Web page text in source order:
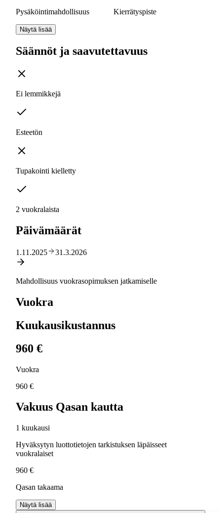
Pysäköintimahdollisuus Kierrätyspiste
Näytä lisää
Säännöt ja saavutettavuus
Ei lemmikkejä
Esteetön
Tupakointi kielletty
2 vuokralaista
Päivämäärät
1.11.2025 31.3.2026
Mahdollisuus vuokrasopimuksen jatkamiselle
Vuokra
Kuukausikustannus
960 €
Vuokra
960 €
Vakuus Qasan kautta
1 kuukausi
Hyväksytyn luottotietojen tarkistuksen läpäisseet
vuokralaiset
960 €
Qasan takaama
Näytä lisää